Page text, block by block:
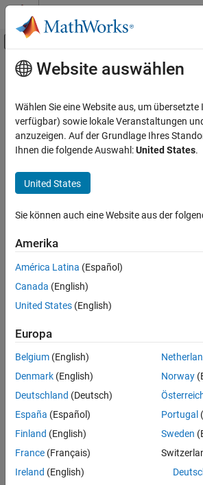
Weiter zum Inhalt
Umschaltung für Off-
Startseite der Dokumentation
Large Files and Big Data
Datastore
ON THIS PAGE
Syntax
Examples
Input Arguments
See Also
Hauptinhalt
reset
Reset datastore to initial state
collapse all in page
reset(ds)
no data has been read from it. Resetting
example
collapse all
Reset Datastore to Initial
Create a datastore from the sample
is the output file of the
mapreduce
Website auswählen
Wählen Sie eine Website aus, um
verfügbar) sowie lokale Veranstaltungen
anzuzeigen. Auf der Grundlage Ihres
Ihnen die folgende Auswahl:United States.
United States
Sie können auch eine Website aus der
Amerika
América Latina (Español)
Canada (English)
United States (English)
Europa
Belgium (English)
Denmark (English)
Deutschland (Deutsch)
España (Español)
Finland (English)
France (Français)
Ireland (English)
Norway
Portugal
Sweden